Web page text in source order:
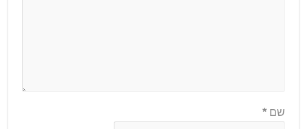
שם*